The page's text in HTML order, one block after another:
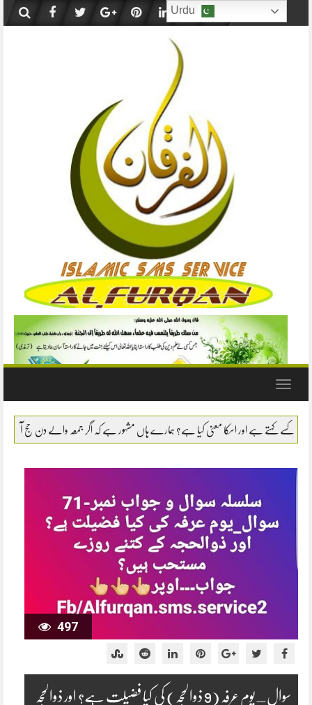
content
Toggle
سوال- نماز میں سانپ یا بچھو وغیرہ کو مارنا
497
سوال_یوم عرفہ (9 ذوالحجہ) کی کیا فضیلت ہے؟ اور ذوالحجہ